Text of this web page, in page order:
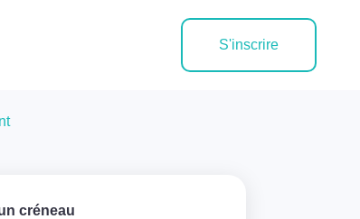
S'inscrire
créneau